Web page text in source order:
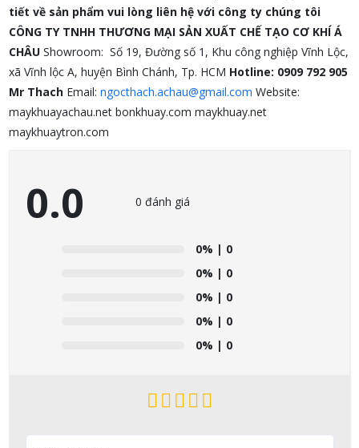
tiết về sản phẩm vui lòng liên hệ với công ty chúng tôi
CÔNG TY TNHH THƯƠNG MẠI SẢN XUẤT CHẾ TẠO CƠ KHÍ Á
CHÂUShowroom: Số 19, Đường số 1, Khu công nghiệp Vĩnh Lộc,
xã Vĩnh lộc A, huyện Bình Chánh, Tp. HCM Hotline: 0909 792 905
Mr ThachEmail: ngocthach.achau@gmail.com Website:
maykhuayachau.net bonkhuay.com maykhuay.net
maykhuaytron.com
0.0 0 đánh giá
0% | 0
0% | 0
0% | 0
0% | 0
0% | 0